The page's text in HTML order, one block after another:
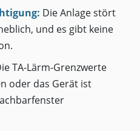
Die Anlage stört
und es gibt keine
TA-Lärm-Grenzwerte
oder das Gerät ist